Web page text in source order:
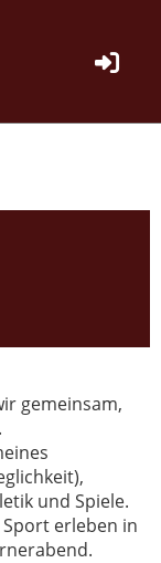
gemeinsam,
und Spiele.
erleben in